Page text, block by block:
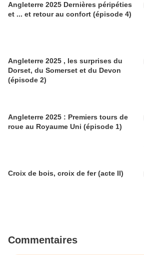
Angleterre 2025 Dernières péripéties
et ... et retour au confort (épisode 4)
Angleterre 2025 , les surprises du
Dorset, du Somerset et du Devon
(épisode 2)
Angleterre 2025 : Premiers tours de
roue au Royaume Uni (épisode 1)
Croix de bois, croix de fer (acte II)
Commentaires